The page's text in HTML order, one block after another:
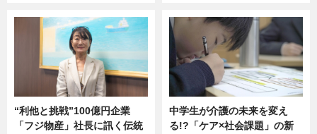
“利他と挑戦”100億円企業
「フジ物産」社長に訊く伝統
中学生が介護の未来を変え
る!?「ケア×社会課題」の新